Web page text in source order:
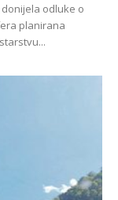
odluke o
planirana